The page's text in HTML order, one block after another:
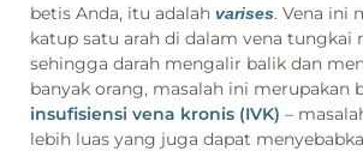
betis Anda, itu adalah varises. Vena ini
katup satu arah di dalam vena tungkai
sehingga darah mengalir balik dan
banyak orang, masalah ini merupakan
insufisiensi vena kronis (IVK) –
lebih luas yang juga dapat